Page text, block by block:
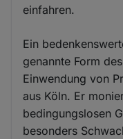
einfahren.
Ein
genannte Form
Einwendung von
aus Köln. Er
bedingungslosen
besonders